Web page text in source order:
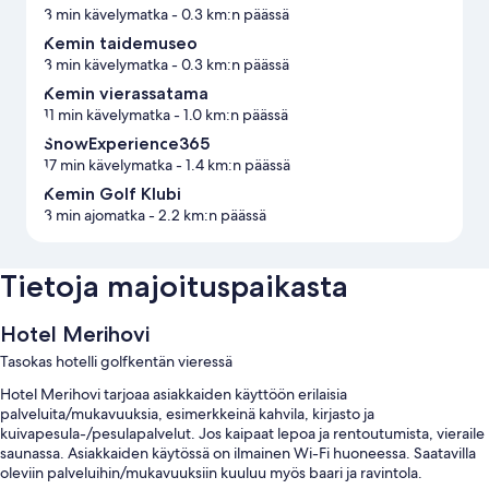
3 min kävelymatka- 0.3 km:n päässä
Kemin taidemuseo
3 min kävelymatka- 0.3 km:n päässä
Kemin vierassatama
11 min kävelymatka- 1.0 km:n päässä
SnowExperience365
17 min kävelymatka- 1.4 km:n päässä
Kemin Golf Klubi
3 min ajomatka- 2.2 km:n päässä
Tietoja majoituspaikasta
Hotel Merihovi
Tasokas hotelli golfkentän vieressä
Hotel Merihovi tarjoaa asiakkaiden käyttöön erilaisia
palveluita/mukavuuksia, esimerkkeinä kahvila, kirjasto ja
kuivapesula-/pesulapalvelut. Jos kaipaat lepoa ja rentoutumista, vieraile
saunassa. Asiakkaiden käytössä on ilmainen Wi-Fi huoneessa. Saatavilla
oleviin palveluihin/mukavuuksiin kuuluu myös baari ja ravintola.